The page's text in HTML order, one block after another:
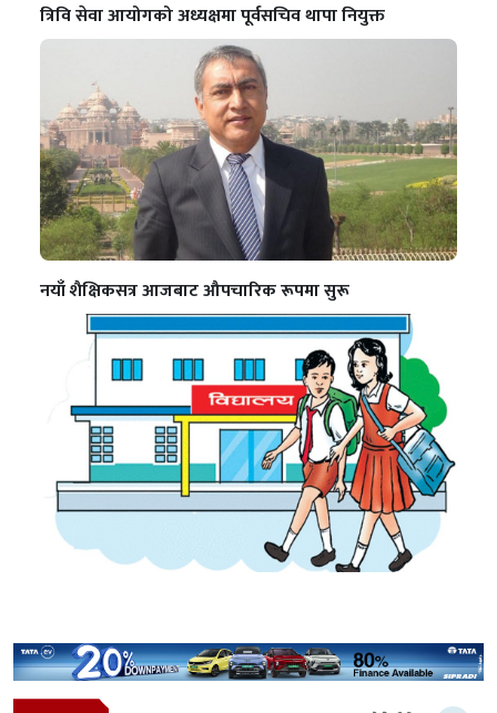
त्रिवि सेवा आयोगको अध्यक्षमा पूर्वसचिव थापा नियुक्त
नयाँ शैक्षिकसत्र आजबाट औपचारिक रूपमा सुरू